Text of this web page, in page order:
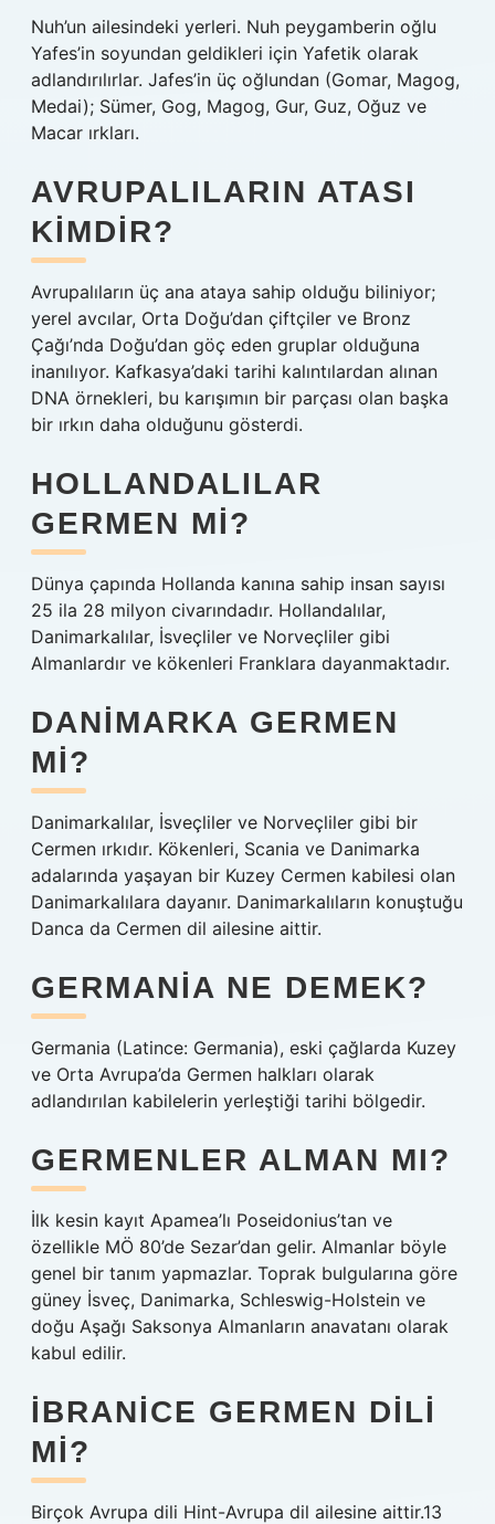
Nuh’un ailesindeki yerleri. Nuh peygamberin oğlu
Yafes’in soyundan geldikleri için Yafetik olarak
adlandırılırlar. Jafes’in üç oğlundan (Gomar, Magog,
Medai); Sümer, Gog, Magog, Gur, Guz, Oğuz ve
Macar ırkları.
AVRUPALILARIN ATASI
KIMDIR?
Avrupalıların üç ana ataya sahip olduğu biliniyor;
yerel avcılar, Orta Doğu’dan çiftçiler ve Bronz
Çağı’nda Doğu’dan göç eden gruplar olduğuna
inanılıyor. Kafkasya’daki tarihi kalıntılardan alınan
DNA örnekleri, bu karışımın bir parçası olan başka
bir ırkın daha olduğunu gösterdi.
HOLLANDALILAR
GERMEN MI?
Dünya çapında Hollanda kanına sahip insan sayısı
25 ila 28 milyon civarındadır. Hollandalılar,
Danimarkalılar, İsveçliler ve Norveçliler gibi
Almanlardır ve kökenleri Franklara dayanmaktadır.
DANIMARKA GERMEN
MI?
Danimarkalılar, İsveçliler ve Norveçliler gibi bir
Cermen ırkıdır. Kökenleri, Scania ve Danimarka
adalarında yaşayan bir Kuzey Cermen kabilesi olan
Danimarkalılara dayanır. Danimarkalıların konuştuğu
Danca da Cermen dil ailesine aittir.
GERMANIA NE DEMEK?
Germania (Latince: Germania), eski çağlarda Kuzey
ve Orta Avrupa’da Germen halkları olarak
adlandırılan kabilelerin yerleştiği tarihi bölgedir.
GERMENLER ALMAN MI?
İlk kesin kayıt Apamea’lı Poseidonius’tan ve
özellikle MÖ 80’de Sezar’dan gelir. Almanlar böyle
genel bir tanım yapmazlar. Toprak bulgularına göre
güney İsveç, Danimarka, Schleswig-Holstein ve
doğu Aşağı Saksonya Almanların anavatanı olarak
kabul edilir.
İBRANICE GERMEN DILI
MI?
Birçok Avrupa dili Hint-Avrupa dil ailesine aittir.13